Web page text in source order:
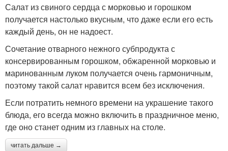
Салат из свиного сердца с морковью и горошком
получается настолько вкусным, что даже если его есть
каждый день, он не надоест.
Сочетание отварного нежного субпродукта с
консервированным горошком, обжаренной морковью и
маринованным луком получается очень гармоничным,
поэтому такой салат нравится всем без исключения.
Если потратить немного времени на украшение такого
блюда, его всегда можно включить в праздничное меню,
где оно станет одним из главных на столе.
читать дальше →